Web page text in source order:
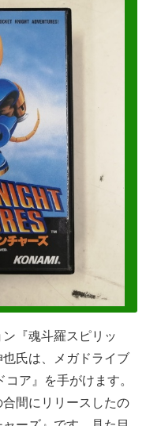
『魂斗羅スピリッ
氏は、メガドライブ
ア』を手がけます。
間にリリースしたの